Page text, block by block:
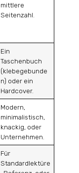
mittlere
Seitenzahl.
Ein
Taschenbuch
(klebegebunde
n) oder ein
Hardcover.
Modern,
minimalistisch,
knackig, oder
Unternehmen.
Für
Standardlektüre